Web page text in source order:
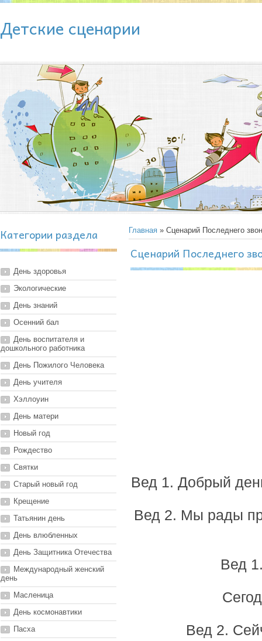
Детские сценарии
Категории раздела
День здоровья
Экологические
День знаний
Осенний бал
День воспитателя и
дошкольного работника
День Пожилого Человека
День учителя
Хэллоуин
День матери
Новый год
Рождество
Святки
Старый новый год
Крещение
Татьянин день
День влюбленных
День Защитника Отечества
Международный женский
день
Масленица
День космонавтики
Пасха
Главная » Сценарий Последнего
Сценарий Последнего
Вед 1. Добрый
Вед 2. Мы рады
Вед
Вед 2.